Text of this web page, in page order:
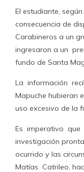
El estudiante,
consecuencia de
Carabineros a un
ingresaron a un
fundo de Santa
La información
Mapuche hubieran
uso excesivo de la
Es imperativo que
investigación
ocurrido y las
Matías Catrileo,